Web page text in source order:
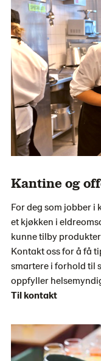
Kantine og
For deg som jobber i
et kjøkken i
kunne tilby
Kontakt oss for å få
smartere i forhold til
oppfyller
Til kontakt